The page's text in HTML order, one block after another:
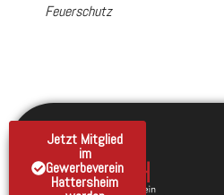
Feuerschutz
Jetzt Mitglied
im
Gewerbeverein
Hattersheim